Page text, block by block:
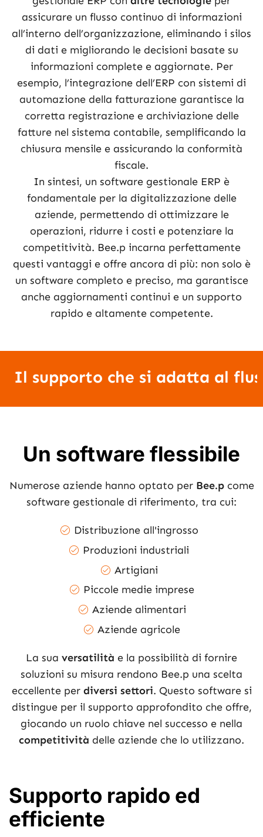
assicurare un flusso continuo di informazioni
all’interno dell’organizzazione, eliminando i silos
di dati e migliorando le decisioni basate su
informazioni complete e aggiornate. Per
esempio, l’integrazione dell’ERP con sistemi di
automazione della fatturazione garantisce la
corretta registrazione e archiviazione delle
fatture nel sistema contabile, semplificando la
chiusura mensile e assicurando la conformità
fiscale.
In sintesi, un software gestionale ERP è
fondamentale per la digitalizzazione delle
aziende, permettendo di ottimizzare le
operazioni, ridurre i costi e potenziare la
competitività. Bee.p incarna perfettamente
questi vantaggi e offre ancora di più: non solo è
un software completo e preciso, ma garantisce
anche aggiornamenti continui e un supporto
rapido e altamente competente.
Il supporto che si adatta al
Un software flessibile
Numerose aziende hanno optato per Bee.pcome
software gestionale di riferimento, tra cui:
La sua versatilità e la possibilità di fornire
soluzioni su misura rendono Bee.p una scelta
eccellente per diversi settori. Questo software si
distingue per il supporto approfondito che offre,
giocando un ruolo chiave nel successo e nella
competitività delle aziende che lo utilizzano.
Distribuzione all'ingrosso
Produzioni industriali
Artigiani
Piccole medie imprese
Aziende alimentari
Aziende agricole
Supporto rapido ed
efficiente